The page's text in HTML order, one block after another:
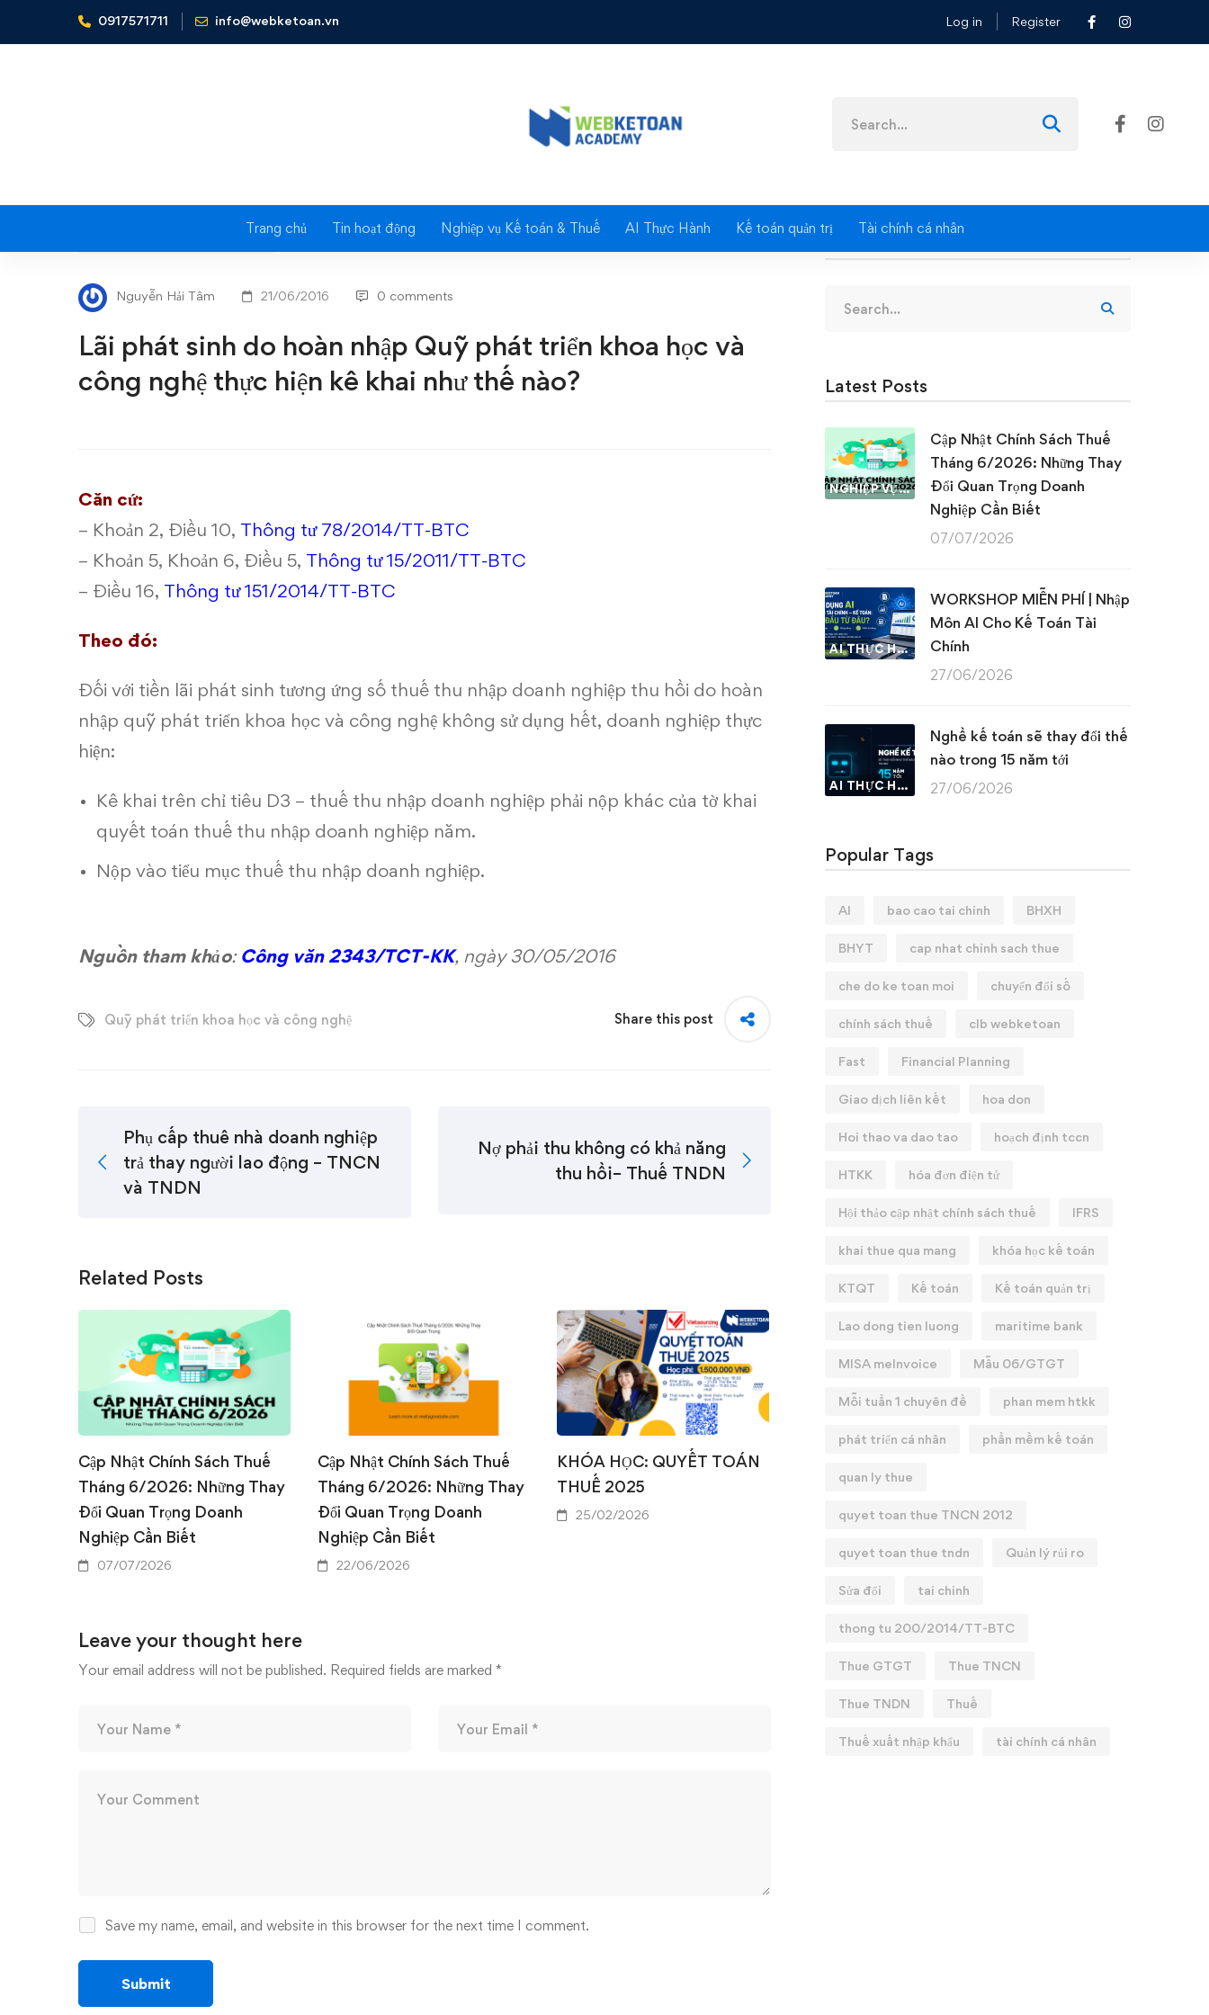
0917571711 info@webketoan.vn Log in Register
for:
Trang chủ Tin hoạt động Nghiệp vụ Kế toán & Thuế AI Thực Hành Kế toán quản trị Tài chính cá nhân
Home Nghiệp vụ Kế toán & Thuế Lãi phát sinh do hoàn nhập Quỹ phát triển khoa học và công nghệ thực hiện kê khai như thế nào?
Lãi
phát
sinh
do
hoàn
Quỹ
phát
triển
khoa
học
và
công
nghệ
thực
hiện
kê
như
thế
Nguyễn Hải Tâm 21/06/2016 0 comments
Lãi phát sinh do hoàn nhập Quỹ phát triển khoa học và
công nghệ thực hiện kê khai như thế nào?
Căn cứ:
– Khoản 2, Điều 10, Thông tư 78/2014/TT-BTC
– Khoản 5, Khoản 6, Điều 5, Thông tư 15/2011/TT-BTC
– Điều 16, Thông tư 151/2014/TT-BTC
Theo đó:
Đối với tiền lãi phát sinh tương ứng số thuế thu nhập doanh nghiệp thu hồi do hoàn
nhập quỹ phát triển khoa học và công nghệ không sử dụng hết, doanh nghiệp thực
hiện:
Kê khai trên chỉ tiêu D3 – thuế thu nhập doanh nghiệp phải nộp khác của tờ khai
quyết toán thuế thu nhập doanh nghiệp năm.
Nộp vào tiểu mục thuế thu nhập doanh nghiệp.
Nguồn tham khảo: Công văn 2343/TCT-KK, ngày 30/05/2016
Quỹ phát triển khoa học và công nghệ Share this post
Phụ cấp thuê nhà doanh nghiệp
trả thay người lao động – TNCN
và TNDN
Nợ phải thu không có khả năng
thu hồi– Thuế TNDN
Related Posts
Cập Nhật Chính Sách Thuế
Tháng 6/2026: Những Thay
Đổi Quan Trọng Doanh
Nghiệp Cần Biết
07/07/2026
Cập Nhật Chính Sách Thuế
Tháng 6/2026: Những Thay
Đổi Quan Trọng Doanh
Nghiệp Cần Biết
22/06/2026
KHÓA HỌC: QUYẾT TOÁN
THUẾ 2025
25/02/2026
09 ĐIỂM MỚI THUẾ GTGT
01/07/2025
Nội dung mới về các
bảo hiểm xã hội có hiệu
Leave your thought here
Your email address will not be published. Required fields are marked *
Save my name, email, and website in this browser for the next time I comment.
for:
Latest Posts
NGHIỆP VỤ KẾ TOÁN & THUẾ
Cập Nhật Chính Sách Thuế
Tháng 6/2026: Những Thay
Đổi Quan Trọng Doanh
Nghiệp Cần Biết
07/07/2026
AI THỰC HÀNH
WORKSHOP MIỄN PHÍ | Nhập
Môn AI Cho Kế Toán Tài
Chính
27/06/2026
AI THỰC HÀNH
Nghề kế toán sẽ thay đổi thế
nào trong 15 năm tới
27/06/2026
Popular Tags
AI bao cao tai chinh BHXH
BHYT cap nhat chinh sach thue
che do ke toan moi chuyển đổi số
chính sách thuế clb webketoan
Fast Financial Planning
Giao dịch liên kết hoa don
Hoi thao va dao tao hoạch định tccn
HTKK hóa đơn điện tử
Hội thảo cập nhật chính sách thuế IFRS
khai thue qua mang khóa học kế toán
KTQT Kế toán Kế toán quản trị
Lao dong tien luong maritime bank
MISA meInvoice Mẫu 06/GTGT
Mỗi tuần 1 chuyên đề phan mem htkk
phát triển cá nhân phần mềm kế toán
quan ly thue
quyet toan thue TNCN 2012
quyet toan thue tndn Quản lý rủi ro
Sửa đổi tai chinh
thong tu 200/2014/TT-BTC
Thue GTGT Thue TNCN
Thue TNDN Thuế
Thuế xuất nhập khẩu tài chính cá nhân